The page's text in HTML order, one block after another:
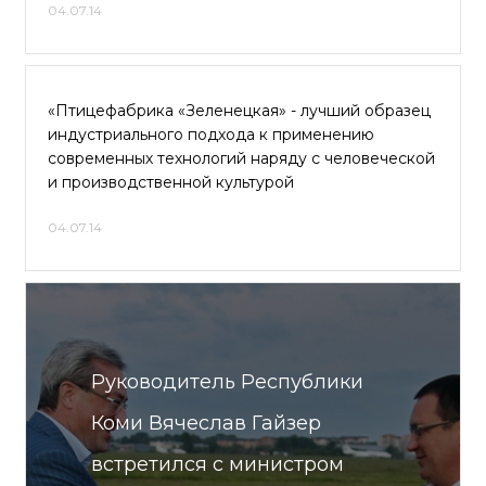
04.07.14
«Птицефабрика «Зеленецкая» - лучший образец
индустриального подхода к применению
современных технологий наряду с человеческой
и производственной культурой
04.07.14
Руководитель Республики
Коми Вячеслав Гайзер
встретился с министром